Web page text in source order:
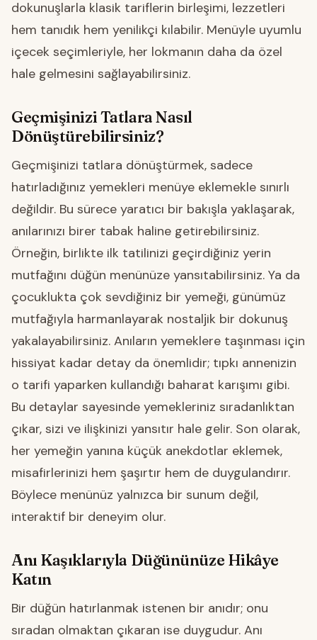
dokunuşlarla klasik tariflerin birleşimi, lezzetleri
hem tanıdık hem yenilikçi kılabilir. Menüyle uyumlu
içecek seçimleriyle, her lokmanın daha da özel
hale gelmesini sağlayabilirsiniz.
Geçmişinizi Tatlara Nasıl
Dönüştürebilirsiniz?
Geçmişinizi tatlara dönüştürmek, sadece
hatırladığınız yemekleri menüye eklemekle sınırlı
değildir. Bu sürece yaratıcı bir bakışla yaklaşarak,
anılarınızı birer tabak haline getirebilirsiniz.
Örneğin, birlikte ilk tatilinizi geçirdiğiniz yerin
mutfağını düğün menünüze yansıtabilirsiniz. Ya da
çocuklukta çok sevdiğiniz bir yemeği, günümüz
mutfağıyla harmanlayarak nostaljik bir dokunuş
yakalayabilirsiniz. Anıların yemeklere taşınması için
hissiyat kadar detay da önemlidir; tıpkı annenizin
o tarifi yaparken kullandığı baharat karışımı gibi.
Bu detaylar sayesinde yemekleriniz sıradanlıktan
çıkar, sizi ve ilişkinizi yansıtır hale gelir. Son olarak,
her yemeğin yanına küçük anekdotlar eklemek,
misafirlerinizi hem şaşırtır hem de duygulandırır.
Böylece menünüz yalnızca bir sunum değil,
interaktif bir deneyim olur.
Anı Kaşıklarıyla Düğününüze Hikâye
Katın
Bir düğün hatırlanmak istenen bir anıdır; onu
sıradan olmaktan çıkaran ise duygudur. Anı